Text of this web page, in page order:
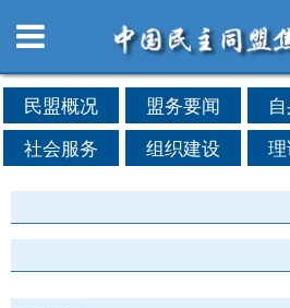
民盟概况 盟务要闻
社会服务
组织建设